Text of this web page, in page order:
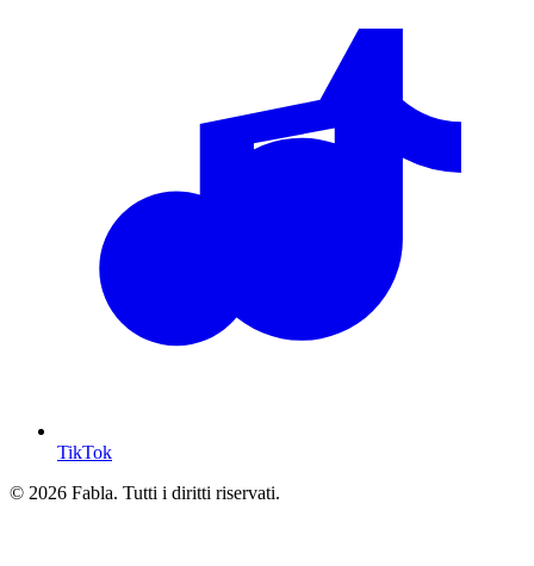
TikTok
© 2026 Fabla. Tutti i diritti riservati.